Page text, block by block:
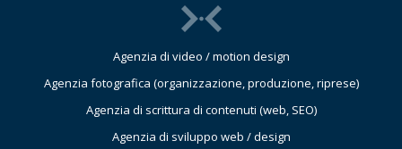
Agenzia di video / motion design
Agenzia fotografica (organizzazione, produzione, riprese)
Agenzia di scrittura di contenuti (web, SEO)
Agenzia di sviluppo web / design